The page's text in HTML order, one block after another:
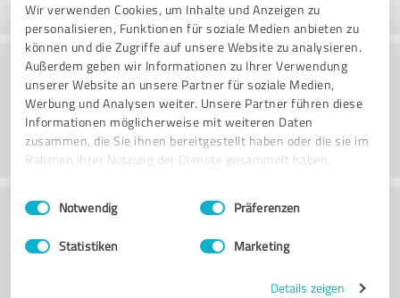
Wir verwenden Cookies, um Inhalte und Anzeigen zu
personalisieren, Funktionen für soziale Medien anbieten zu
können und die Zugriffe auf unsere Website zu analysieren.
Außerdem geben wir Informationen zu Ihrer Verwendung
unserer Website an unsere Partner für soziale Medien,
Werbung und Analysen weiter. Unsere Partner führen diese
Informationen möglicherweise mit weiteren Daten
zusammen, die Sie ihnen bereitgestellt haben oder die sie im
Rahmen Ihrer Nutzung der Dienste gesammelt haben.
Impressum Datenschutzbestimmungen
Einwilligungsauswahl
Notwendig Präferenzen
Statistiken Marketing
Details zeigen
Konsultointi
Asiakaspalvelu